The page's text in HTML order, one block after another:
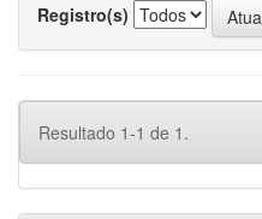
Registro(s)
Resultado 1-1 de 1.